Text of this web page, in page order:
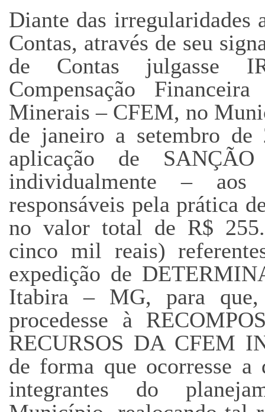
Diante das
Contas, através de seu
de Contas julgasse
Compensação
Minerais – CFEM, no
de janeiro a setembro
aplicação de
individualmente – aos
responsáveis pela prática
no valor total de R$
cinco mil reais)
expedição de
Itabira – MG, para
procedesse à
RECURSOS DA CFEM
de forma que ocorresse a
integrantes do